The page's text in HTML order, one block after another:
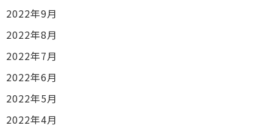
2022年9月
2022年8月
2022年7月
2022年6月
2022年5月
2022年4月